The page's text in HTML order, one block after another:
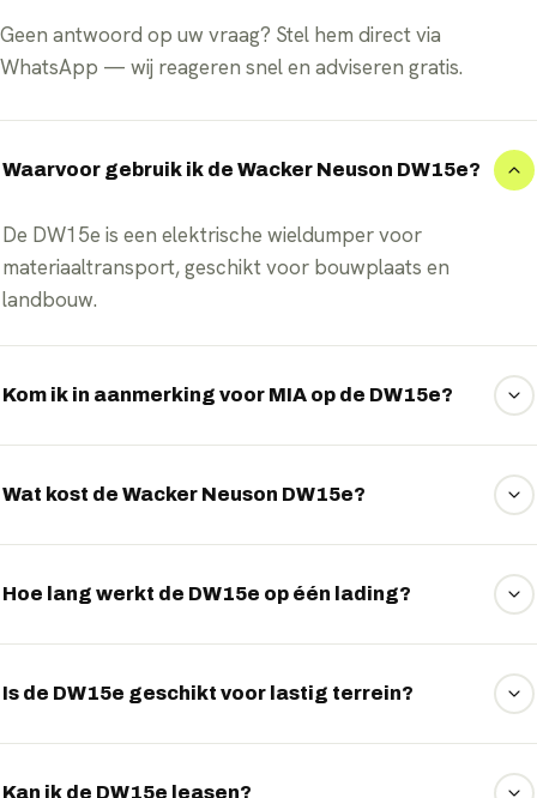
Geen antwoord op uw vraag? Stel hem direct via
WhatsApp — wij reageren snel en adviseren gratis.
Waarvoor gebruik ik de Wacker Neuson DW15e?
De DW15e is een elektrische wieldumper voor
materiaaltransport, geschikt voor bouwplaats en
landbouw.
Kom ik in aanmerking voor MIA op de DW15e?
investeringsaftrek (MIA) in combinatie met financial lease.
Wat kost de Wacker Neuson DW15e?
uitvoering, looptijd en het jaarkilometrage. Als
voorstel aan via WhatsApp.
Hoe lang werkt de DW15e op één lading?
transportklussen; bijladen tussendoor verlengt dit.
Is de DW15e geschikt voor lastig terrein?
transporteert de DW15e materiaal soepel over
Kan ik de DW15e leasen?